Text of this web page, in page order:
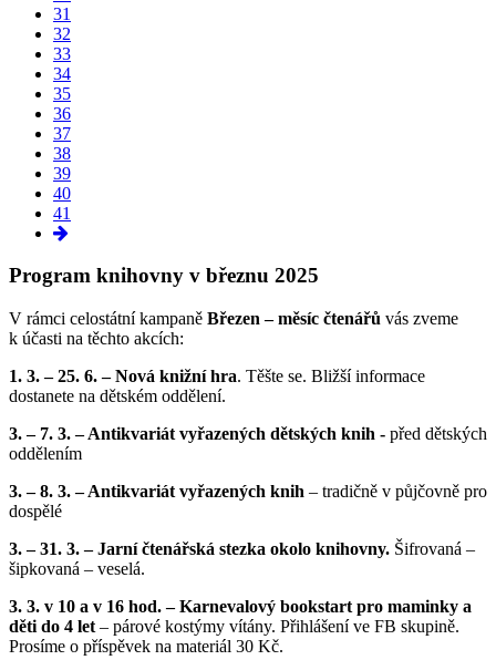
31
32
33
34
35
36
37
38
39
40
41
Program knihovny v březnu 2025
V rámci celostátní kampaně Březen – měsíc čtenářů vás zveme
k účasti na těchto akcích:
1. 3. – 25. 6. – Nová knižní hra. Těšte se. Bližší informace
dostanete na dětském oddělení.
3. – 7. 3. – Antikvariát vyřazených dětských knih - před dětských
oddělením
3. – 8. 3. – Antikvariát vyřazených knih – tradičně v půjčovně pro
dospělé
3. – 31. 3. – Jarní čtenářská stezka okolo knihovny. Šifrovaná –
šipkovaná – veselá.
3. 3. v 10 a v 16 hod. – Karnevalový bookstart pro maminky a
děti do 4 let – párové kostýmy vítány. Přihlášení ve FB skupině.
Prosíme o příspěvek na materiál 30 Kč.